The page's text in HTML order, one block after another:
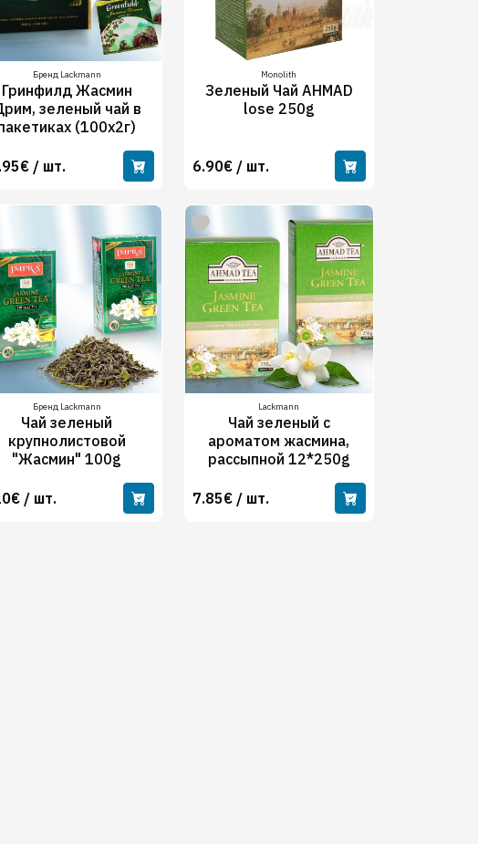
Бренд Lackmann
Гринфилд Жасмин
зеленый чай в
(100х2г)
/ шт.
Monolith
Зеленый Чай AHMAD
lose 250g
6.90€ / шт.
Бренд Lackmann
Чай зеленый
крупнолистовой
"Жасмин" 100g
/ шт.
Lackmann
Чай зеленый с
ароматом жасмина,
рассыпной 12*250g
7.85€ / шт.